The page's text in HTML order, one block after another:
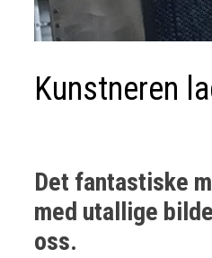
Kunstneren
Det fantastiske
med utallige
oss.